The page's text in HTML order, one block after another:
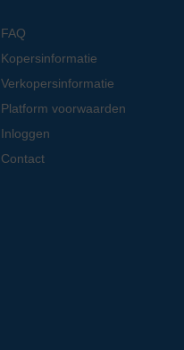
FAQ
Kopersinformatie
Verkopersinformatie
Platform voorwaarden
Inloggen
Contact